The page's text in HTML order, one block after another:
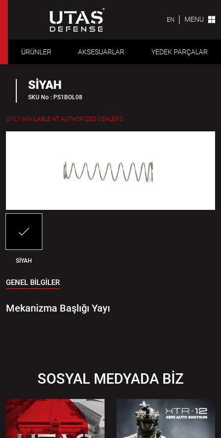
EN MENU
ÜRÜNLER AKSESUARLAR YEDEK PARÇALAR
SİYAH
SKU No : PS1BOL08
ONLY AVAILABLE AT AUTHORIZED DEALERS
SİYAH
GENEL BİLGİLER
Mekanizma Başlığı Yayı
SOSYAL MEDYADA BİZ